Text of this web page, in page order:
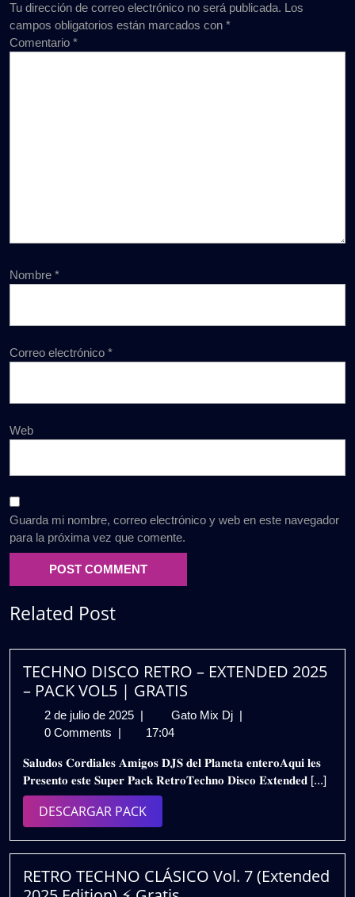
Tu dirección de correo electrónico no será publicada. Los
campos obligatorios están marcados con *
Comentario *
Nombre *
Correo electrónico *
Web
Guarda mi nombre, correo electrónico y web en este navegador
para la próxima vez que comente.
Related Post
TECHNO DISCO RETRO – EXTENDED 2025
– PACK VOL5 | GRATIS
2 de julio de 2025 2
de
de
2025
Gato Mix Dj TECHNO
–
EXTENDED
PACK
VOL5
|
0 Comments
17:04
𝐒𝐚𝐥𝐮𝐝𝐨𝐬 𝐂𝐨𝐫𝐝𝐢𝐚𝐥𝐞𝐬 𝐀𝐦𝐢𝐠𝐨𝐬 𝐃𝐉𝐒 𝐝𝐞𝐥 𝐏𝐥𝐚𝐧𝐞𝐭𝐚 𝐞𝐧𝐭𝐞𝐫𝐨𝐀𝐪𝐮𝐢 𝐥𝐞𝐬
𝐏𝐫𝐞𝐬𝐞𝐧𝐭𝐨 𝐞𝐬𝐭𝐞 𝐒𝐮𝐩𝐞𝐫 𝐏𝐚𝐜𝐤 𝐑𝐞𝐭𝐫𝐨𝐓𝐞𝐜𝐡𝐧𝐨 𝐃𝐢𝐬𝐜𝐨 𝐄𝐱𝐭𝐞𝐧𝐝𝐞𝐝 [...]
DESCARGAR PACKDESCARGAR
PACK
RETRO TECHNO CLÁSICO Vol. 7 (Extended